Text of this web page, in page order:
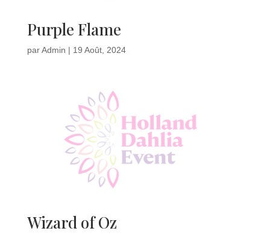
Purple Flame
parAdmin | 19 Août, 2024
Wizard of Oz